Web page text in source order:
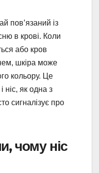
пов’язаний із
в крові. Коли
або кров
шкіра може
кольору. Це
і ніс, як одна з
сигналізує про
чому ніс